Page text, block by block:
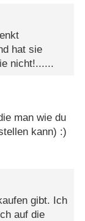
hat sie
nicht!......
man wie du
kann) :)
gibt. Ich
auf die